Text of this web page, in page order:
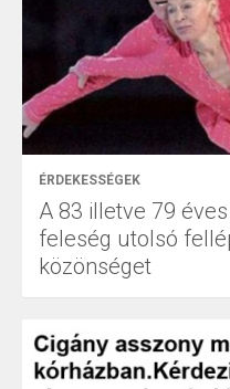
ÉRDEKESSÉGEK
A 83 illetve 79
feleség utolsó
közönséget